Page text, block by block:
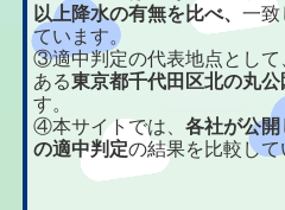
以上降水の有無を比べ、一致
ています。
③適中判定の代表地点として
ある東京都千代田区北の丸公
す。
④本サイトでは、各社が公
の適中判定の結果を比較して